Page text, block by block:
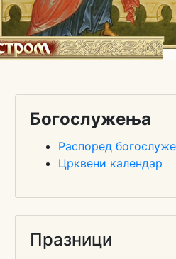
Богослужења
Распоред
Црквени календар
Празници